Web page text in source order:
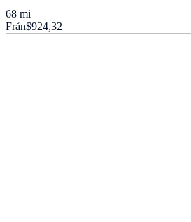
68 mi
Från$924,32